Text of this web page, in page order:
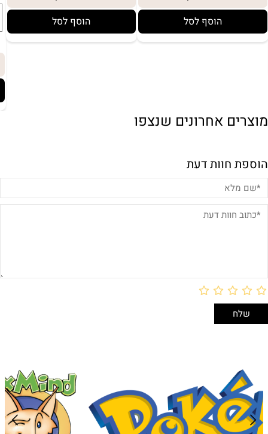
אריזת מתנה
5₪+
הוסף לסל
מתנה:
הוסף לסל
מוצרים אחרונים שנצפו
הוספת חוות דעת